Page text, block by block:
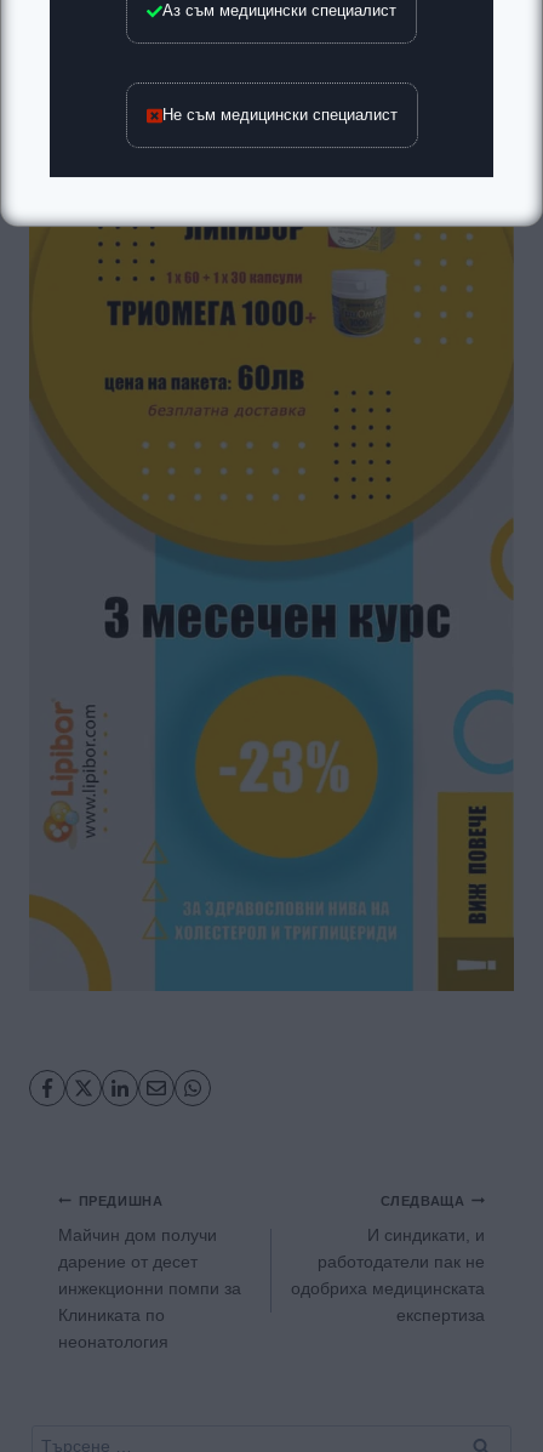
Навигация
ПРЕДИШНА
Майчин дом получи
дарение от десет
инжекционни помпи за
Клиниката по
неонатология
СЛЕДВАЩА
И синдикати, и
работодатели пак не
одобриха медицинската
експертиза
Търсене
Аз съм медицински специалист
Не съм медицински специалист